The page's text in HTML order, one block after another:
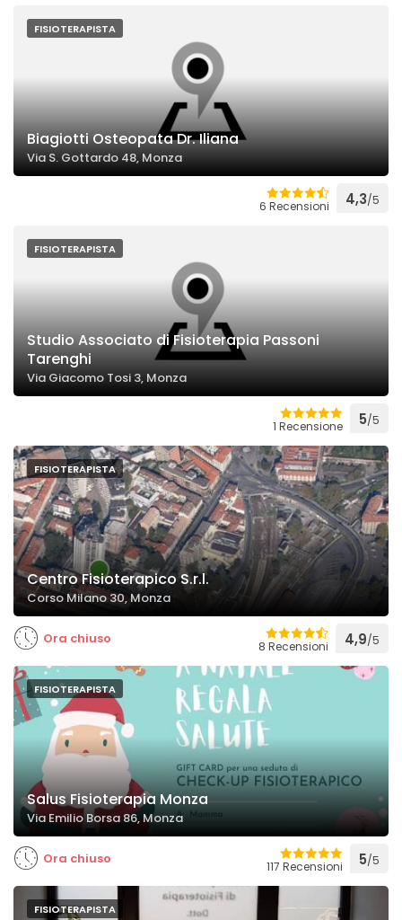
FISIOTERAPISTA
Biagiotti Osteopata Dr. Iliana
Via S. Gottardo 48, Monza
6 Recensioni 4,3/5
FISIOTERAPISTA
Studio Associato di Fisioterapia Passoni
Tarenghi
Via Giacomo Tosi 3, Monza
1 Recensione 5/5
FISIOTERAPISTA
Centro Fisioterapico S.r.l.
Corso Milano 30, Monza
Ora chiuso 8 Recensioni 4,9/5
FISIOTERAPISTA
Salus Fisioterapia Monza
Via Emilio Borsa 86, Monza
Ora chiuso 117 Recensioni 5/5
FISIOTERAPISTA